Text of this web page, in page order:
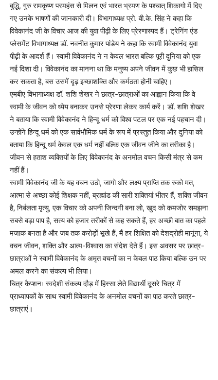
बुद्धि, गुरु रामकृष्ण परमहंस से मिलन एवं भारत भ्रमण के पश्चात् शिकागो में दिए
गए उनके भाषणों की जानकारी दी। विभागाध्यक्ष प्रो. वी.के. सिंह ने कहा कि
विवेकानंद जी के विचार आज की युवा पीढ़ी के लिए प्रेरणास्पद हैं। ट्रेनिंग एंड
प्लेसमेंट विभागाध्यक्ष डॉ. नवनीत कुमार पांडेय ने कहा कि स्वामी विवेकानंद युवा
पीढ़ी के आदर्श हैं। स्वामी विवेकानंद ने न केवल भारत बल्कि पूरी दुनिया को एक
नई दिशा दी। विवेकानंद का मानना था कि मनुष्य अपने जीवन में कुछ भी हासिल
कर सकता है, बस उसमें दृढ़ इच्छाशक्ति और कर्मठता होनी चाहिए।
एमबीए विभागाध्यक्ष डॉ. शशि शेखर ने छात्र-छात्राओं का आह्वान किया कि वे
स्वामी के जीवन को ध्येय बनाकर उनसे प्रेरणा लेकर कार्य करें। डॉ. शशि शेखर
ने बताया कि स्वामी विवेकानंद ने हिन्दू धर्म को विश्व पटल पर एक नई पहचान दी।
उन्होंने हिन्दू धर्म को एक सार्वभौमिक धर्म के रूप में प्रस्तुत किया और दुनिया को
बताया कि हिन्दू धर्म केवल एक धर्म नहीं बल्कि एक जीवन जीने का तरीका है।
जीवन से हताश व्यक्तियों के लिए विवेकानंद के अनमोल वचन किसी मंत्र से कम
नहीं हैं।
स्वामी विवेकानंद जी के यह वचन उठो, जागो और लक्ष्य प्राप्ति तक रुको मत,
आत्मा से अच्छा कोई शिक्षक नहीं, ब्रह्मांड की सारी शक्तियां भीतर हैं, शक्ति जीवन
है, निर्बलता मृत्यु, एक विचार को अपनी जिन्दगी बना लो, खुद को कमजोर समझना
सबसे बड़ा पाप है, सत्य को हजार तरीकों से कह सकते हैं, हर अच्छी बात का पहले
मजाक बनता है और जब तक करोड़ों भूखे हैं, मैं हर शिक्षित को देशद्रोही मानूंगा, ये
वचन जीवन, शक्ति और आत्म-विश्वास का संदेश देते हैं। इस अवसर पर छात्र-
छात्राओं ने स्वामी विवेकानंद के अमृत वचनों का न केवल पाठ किया बल्कि उन पर
अमल करने का संकल्प भी लिया।
चित्र कैप्शनः स्वदेशी संकल्प दौड़ में हिस्सा लेते विद्यार्थी दूसरे चित्र में
प्राध्यापकों के साथ स्वामी विवेकानंद के अनमोल वचनों का पाठ करते छात्र-
छात्राएं।